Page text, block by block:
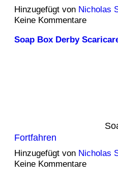
Hinzugefügt von Nicholas
Keine Kommentare
Soap Box Derby
Fortfahren
Hinzugefügt von Nicholas
Keine Kommentare